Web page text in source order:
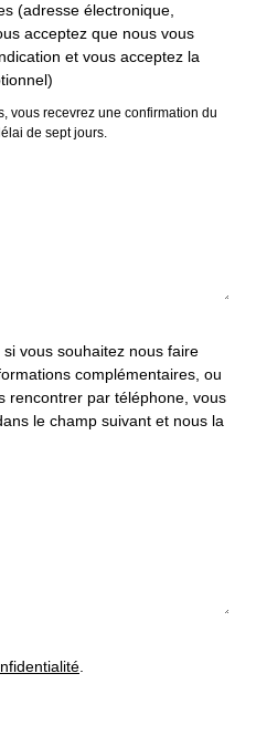
(adresse électronique,
acceptez que nous vous
et vous acceptez la
vous recevrez une confirmation du
de sept jours.
vous souhaitez nous faire
complémentaires, ou
rencontrer par téléphone, vous
le champ suivant et nous la